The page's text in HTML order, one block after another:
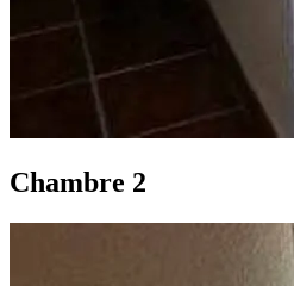
Chambre 2